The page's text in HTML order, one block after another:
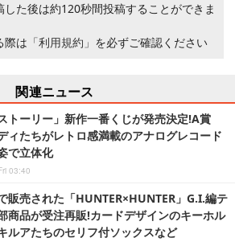
た後は約120秒間投稿することができま
際は 「利用規約」 を必ずご確認ください
関連ニュース
トーリー」新作一番くじが発売決定!A賞
ィたちがレトロ感満載のアナログレコード
で立体化
03:40
販売された「HUNTER×HUNTER」G.I.編テ
商品が受注再販!カードデザインのキーホル
ルアたちのセリフ付ソックスなど